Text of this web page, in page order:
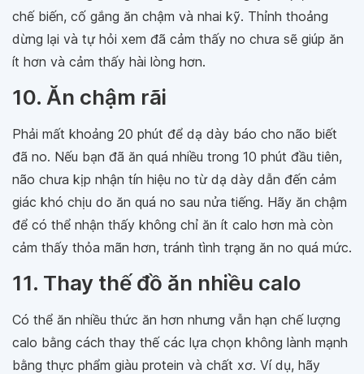
chế biến, cố gắng ăn chậm và nhai kỹ. Thỉnh thoảng
dừng lại và tự hỏi xem đã cảm thấy no chưa sẽ giúp ăn
ít hơn và cảm thấy hài lòng hơn.
10. Ăn chậm rãi
Phải mất khoảng 20 phút để dạ dày báo cho não biết
đã no. Nếu bạn đã ăn quá nhiều trong 10 phút đầu tiên,
não chưa kịp nhận tín hiệu no từ dạ dày dẫn đến cảm
giác khó chịu do ăn quá no sau nửa tiếng. Hãy ăn chậm
để có thể nhận thấy không chỉ ăn ít calo hơn mà còn
cảm thấy thỏa mãn hơn, tránh tình trạng ăn no quá mức.
11. Thay thế đồ ăn nhiều calo
Có thể ăn nhiều thức ăn hơn nhưng vẫn hạn chế lượng
calo bằng cách thay thế các lựa chọn không lành mạnh
bằng thực phẩm giàu protein và chất xơ. Ví dụ, hãy